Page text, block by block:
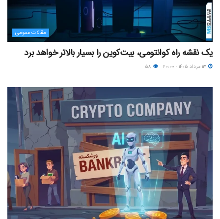
مقالات عمومی
یک نقشه راه کوانتومی، بیت‌کوین را بسیار بالاتر خواهد برد